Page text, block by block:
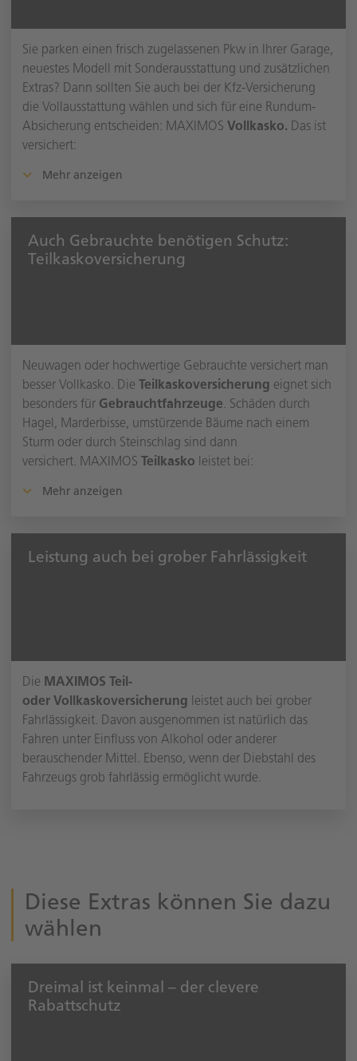
Sie parken einen frisch zugelassenen Pkw in Ihrer Garage,
neuestes Modell mit Sonderausstattung und zusätzlichen
Extras? Dann sollten Sie auch bei der Kfz-Versicherung
die Vollausstattung wählen und sich für eine Rundum-
Absicherung entscheiden: MAXIMOS Vollkasko. Das ist
versichert:
Mehr anzeigen
Auch Gebrauchte benötigen Schutz:
Teilkaskoversicherung
Neuwagen oder hochwertige Gebrauchte versichert man
besser Vollkasko. Die Teilkaskoversicherung eignet sich
besonders für Gebrauchtfahrzeuge. Schäden durch
Hagel, Marderbisse, umstürzende Bäume nach einem
Sturm oder durch Steinschlag sind dann
versichert. MAXIMOS Teilkasko leistet bei:
Mehr anzeigen
Leistung auch bei grober Fahrlässigkeit
Die MAXIMOS Teil-
oder Vollkaskoversicherung leistet auch bei grober
Fahrlässigkeit. Davon ausgenommen ist natürlich das
Fahren unter Einfluss von Alkohol oder anderer
berauschender Mittel. Ebenso, wenn der Diebstahl des
Fahrzeugs grob fahrlässig ermöglicht wurde.
Diese Extras können Sie dazu
wählen
Dreimal ist keinmal – der clevere
Rabattschutz